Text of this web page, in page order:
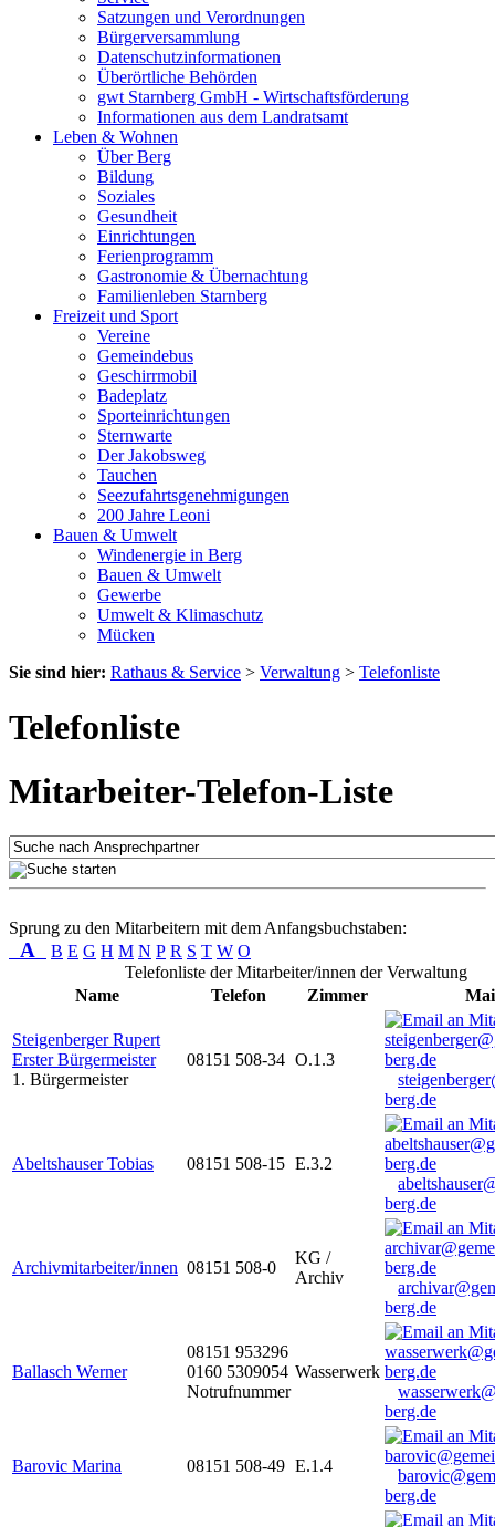
Satzungen und Verordnungen
Bürgerversammlung
Datenschutzinformationen
Überörtliche Behörden
gwt Starnberg GmbH - Wirtschaftsförderung
Informationen aus dem Landratsamt
Leben & Wohnen
Über Berg
Bildung
Soziales
Gesundheit
Einrichtungen
Ferienprogramm
Gastronomie & Übernachtung
Familienleben Starnberg
Freizeit und Sport
Vereine
Gemeindebus
Geschirrmobil
Badeplatz
Sporteinrichtungen
Sternwarte
Der Jakobsweg
Tauchen
Seezufahrtsgenehmigungen
200 Jahre Leoni
Bauen & Umwelt
Windenergie in Berg
Bauen & Umwelt
Gewerbe
Umwelt & Klimaschutz
Mücken
Sie sind hier: Rathaus & Service > Verwaltung > Telefonliste
Telefonliste
Mitarbeiter-Telefon-Liste
Sprung zu den Mitarbeitern mit dem Anfangsbuchstaben:
A B E G H M N P R S T W O
Telefonliste der Mitarbeiter/innen der Verwaltung
Name
Telefon Zimmer
Steigenberger Rupert
Erster Bürgermeister
1. Bürgermeister
08151 508-34 O.1.3
berg.de
Abeltshauser Tobias 08151 508-15 E.3.2
berg.de
Archivmitarbeiter/innen 08151 508-0
KG /
Archiv
berg.de
Ballasch Werner
08151 953296
0160 5309054
Notrufnummer
Wasserwerk
berg.de
Barovic Marina 08151 508-49 E.1.4
berg.de